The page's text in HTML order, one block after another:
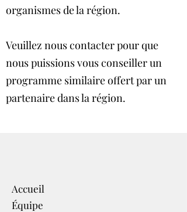
organismes de la région.
Veuillez nous contacter pour que
nous puissions vous conseiller un
programme similaire offert par un
partenaire dans la région.
Accueil
Équipe